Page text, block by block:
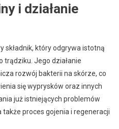
i działanie
składnik, który odgrywa istotną
trądziku. Jego działanie
rozwój bakterii na skórze, co
się wyprysków oraz innych
już istniejących problemów
proces gojenia i regeneracji